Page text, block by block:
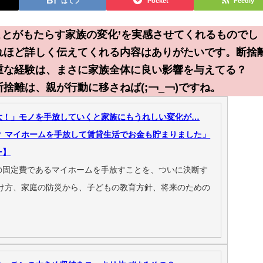
がもたらす家族の変化’を実感させてくれるものでし
ど詳しく伝えてくれる内容はありがたいです。断捨
経験は、まさに家族全体に良い影響を与えてる？
離は、親が行動に移さねば(;￢_￢)ですね。
！」モノを手放していくと家族にもうれしい変化が…
マイホームを手放して賃貸生活でお金も貯まりました」
定費であるマイホームを手放すことを、ついに決断す
方、家庭の防災から、子どもの教育方針、将来のための